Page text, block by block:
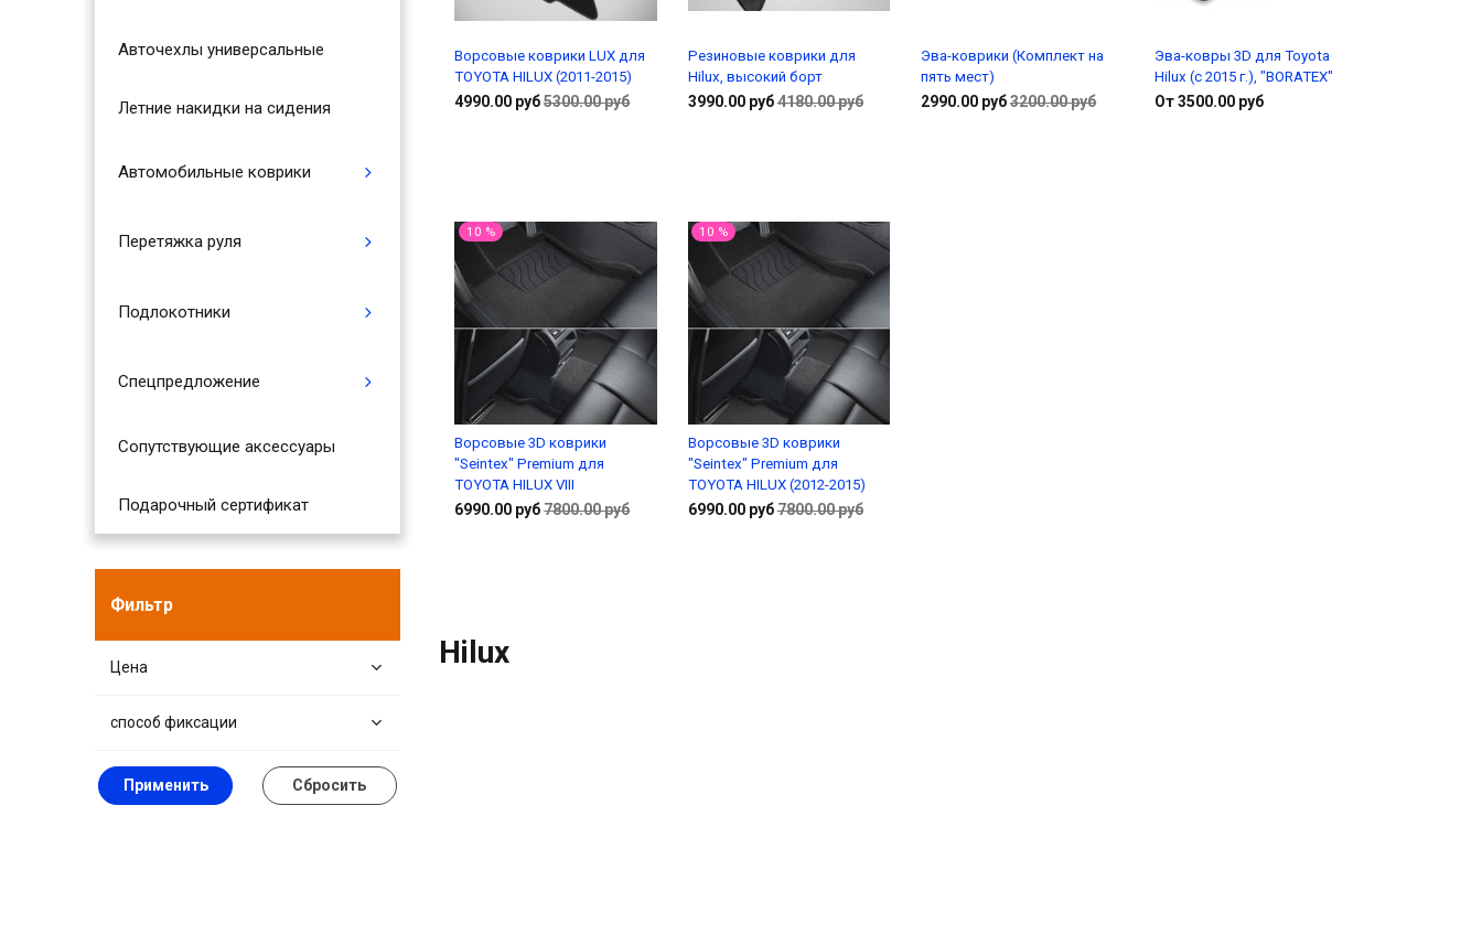
Авточехлы универсальные
Летние накидки на сидения
Автомобильные коврики
Перетяжка руля
Подлокотники
Спецпредложение
Сопутствующие аксессуары
Подарочный сертификат
Фильтр
Цена
способ фиксации
Применить Сбросить
Ворсовые коврики LUX для
TOYOTA HILUX (2011-2015)
4990.00 руб 5300.00 руб
Резиновые коврики для
Hilux, высокий борт
3990.00 руб4180.00 руб
Эва-коврики (Комплект на
пять мест)
2990.00 руб3200.00 руб
Эва-ковры 3D для Toyota
Hilux (с 2015 г.), "BORATEX"
От 3500.00 руб
10 %
Ворсовые 3D коврики
"Seintex" Premium для
TOYOTA HILUX VIII
6990.00 руб 7800.00 руб
10 %
Ворсовые 3D коврики
"Seintex" Premium для
TOYOTA HILUX (2012-2015)
6990.00 руб7800.00 руб
Hilux